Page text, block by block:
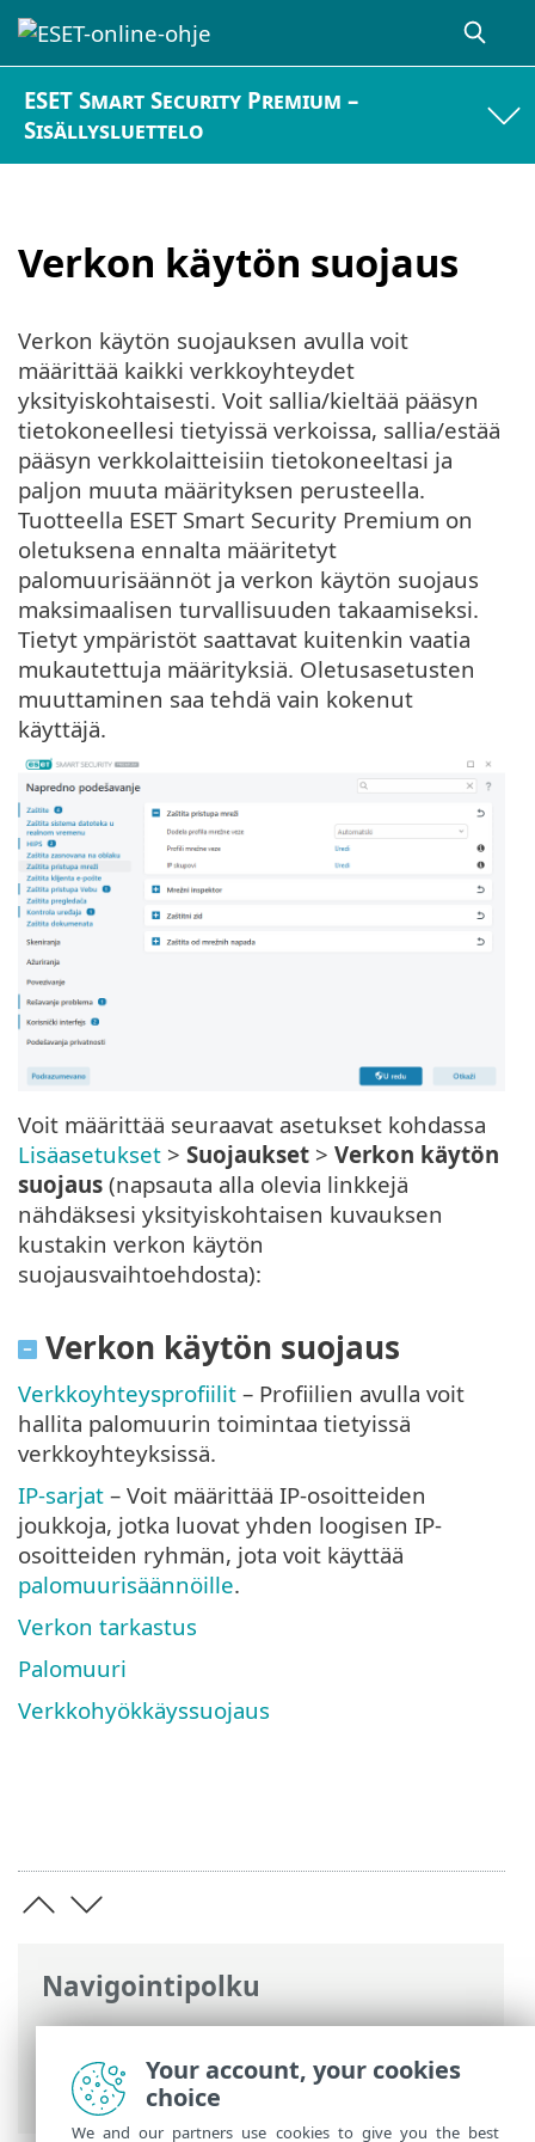
ESET Smart Security Premium –
Sisällysluettelo
Verkon käytön suojaus
Navigointipolku
ESET-online-ohje>ESET Smart Security
Premium
>Lisäasetukset >Suojaukset>
Verkon käytön suojaus
Verkon käytön suojauksen avulla voit
määrittää kaikki verkkoyhteydet
yksityiskohtaisesti. Voit sallia/kieltää pääsyn
tietokoneellesi tietyissä verkoissa, sallia/estää
pääsyn verkkolaitteisiin tietokoneeltasi ja
paljon muuta määrityksen perusteella.
Tuotteella ESET Smart Security Premium on
oletuksena ennalta määritetyt
palomuurisäännöt ja verkon käytön suojaus
maksimaalisen turvallisuuden takaamiseksi.
Tietyt ympäristöt saattavat kuitenkin vaatia
mukautettuja määrityksiä. Oletusasetusten
muuttaminen saa tehdä vain kokenut
käyttäjä.
Voit määrittää seuraavat asetukset kohdassa
Lisäasetukset > Suojaukset > Verkon käytön
suojaus (napsauta alla olevia linkkejä
nähdäksesi yksityiskohtaisen kuvauksen
kustakin verkon käytön
suojausvaihtoehdosta):
Verkon käytön suojaus
Verkkoyhteysprofiilit – Profiilien avulla voit
hallita palomuurin toimintaa tietyissä
verkkoyhteyksissä.
IP-sarjat – Voit määrittää IP-osoitteiden
joukkoja, jotka luovat yhden loogisen IP-
osoitteiden ryhmän, jota voit käyttää
palomuurisäännöille.
Verkon tarkastus
Palomuuri
Verkkohyökkäyssuojaus
Your account, your cookies
choice
We and our partners use cookies to give you the best